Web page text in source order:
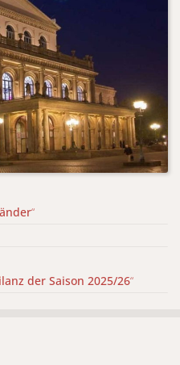
“
der Saison 2025/26“